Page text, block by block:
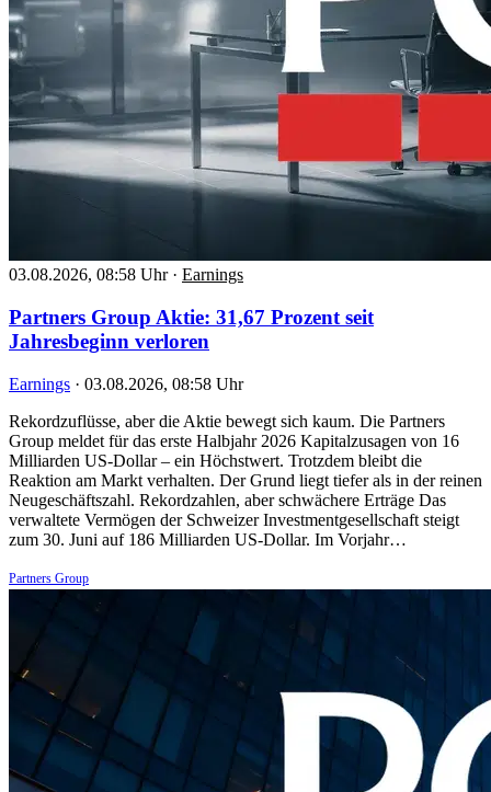
03.08.2026, 08:58 Uhr · Earnings
Partners Group Aktie: 31,67 Prozent seit
Jahresbeginn verloren
Earnings · 03.08.2026, 08:58 Uhr
Rekordzuflüsse, aber die Aktie bewegt sich kaum. Die Partners
Group meldet für das erste Halbjahr 2026 Kapitalzusagen von 16
Milliarden US-Dollar – ein Höchstwert. Trotzdem bleibt die
Reaktion am Markt verhalten. Der Grund liegt tiefer als in der reinen
Neugeschäftszahl. Rekordzahlen, aber schwächere Erträge Das
verwaltete Vermögen der Schweizer Investmentgesellschaft steigt
zum 30. Juni auf 186 Milliarden US-Dollar. Im Vorjahr…
Partners Group